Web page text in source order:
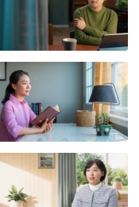
الإخوة والأخوات إن
يقولوا إنني بلا قامة؟
سأتابع عملهم؟ لا بأس،
سأكتفي بالصلاة إلى
الكآبة في قلبي،
والأخوات، واستمررت في
وفي أحد الأيام، قالت أخت
وطلبت مني أن أذهب
إن المستهدف بالإنجيل